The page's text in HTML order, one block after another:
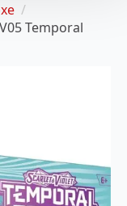
Temporal